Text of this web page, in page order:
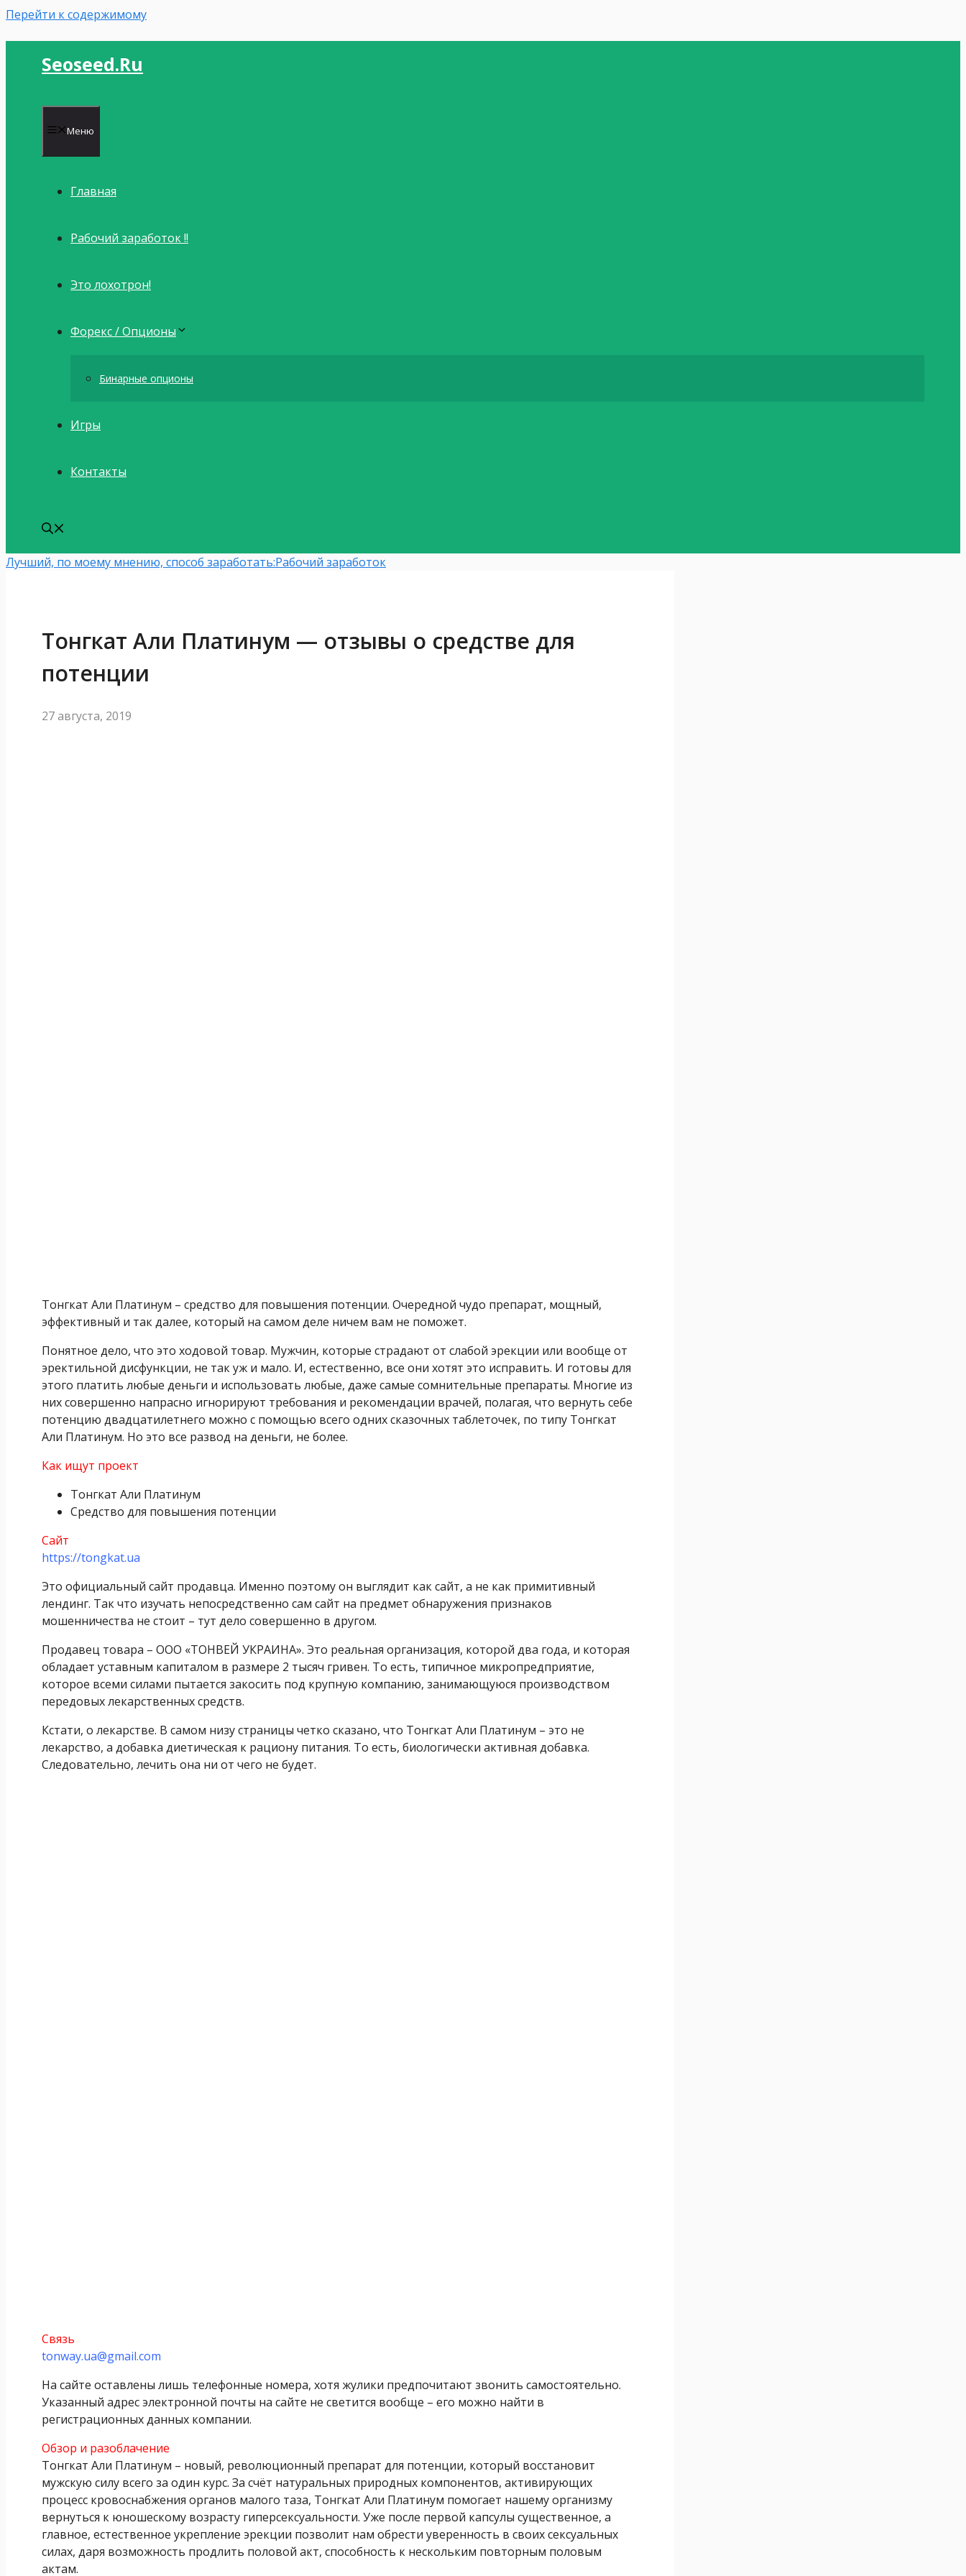
Перейти к содержимому
Seoseed.ru
Меню
Главная
Рабочий заработок !!
Это лохотрон!
Форекс / Опционы
Бинарные опционы
Игры
Контакты
Лучший, по моему мнению, способ заработать:Рабочий заработок
Тонгкат Али Платинум — отзывы о средстве для
потенции
27 августа, 2019
Тонгкат Али Платинум – средство для повышения потенции. Очередной чудо препарат, мощный,
эффективный и так далее, который на самом деле ничем вам не поможет.
Понятное дело, что это ходовой товар. Мужчин, которые страдают от слабой эрекции или вообще от
эректильной дисфункции, не так уж и мало. И, естественно, все они хотят это исправить. И готовы для
этого платить любые деньги и использовать любые, даже самые сомнительные препараты. Многие из
них совершенно напрасно игнорируют требования и рекомендации врачей, полагая, что вернуть себе
потенцию двадцатилетнего можно с помощью всего одних сказочных таблеточек, по типу Тонгкат
Али Платинум. Но это все развод на деньги, не более.
Как ищут проект
Тонгкат Али Платинум
Средство для повышения потенции
Сайт
https://tongkat.ua
Это официальный сайт продавца. Именно поэтому он выглядит как сайт, а не как примитивный
лендинг. Так что изучать непосредственно сам сайт на предмет обнаружения признаков
мошенничества не стоит – тут дело совершенно в другом.
Продавец товара – ООО «ТОНВЕЙ УКРАИНА». Это реальная организация, которой два года, и которая
обладает уставным капиталом в размере 2 тысяч гривен. То есть, типичное микропредприятие,
которое всеми силами пытается закосить под крупную компанию, занимающуюся производством
передовых лекарственных средств.
Кстати, о лекарстве. В самом низу страницы четко сказано, что Тонгкат Али Платинум – это не
лекарство, а добавка диетическая к рациону питания. То есть, биологически активная добавка.
Следовательно, лечить она ни от чего не будет.
Связь
tonway.ua@gmail.com
На сайте оставлены лишь телефонные номера, хотя жулики предпочитают звонить самостоятельно.
Указанный адрес электронной почты на сайте не светится вообще – его можно найти в
регистрационных данных компании.
Обзор и разоблачение
Тонгкат Али Платинум – новый, революционный препарат для потенции, который восстановит
мужскую силу всего за один курс. За счёт натуральных природных компонентов, активирующих
процесс кровоснабжения органов малого таза, Тонгкат Али Платинум помогает нашему организму
вернуться к юношескому возрасту гиперсексуальности. Уже после первой капсулы существенное, а
главное, естественное укрепление эрекции позволит нам обрести уверенность в своих сексуальных
силах, даря возможность продлить половой акт, способность к нескольким повторным половым
актам.